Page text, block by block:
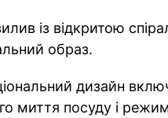
із відкритою
образ.
дизайн
миття посуду і